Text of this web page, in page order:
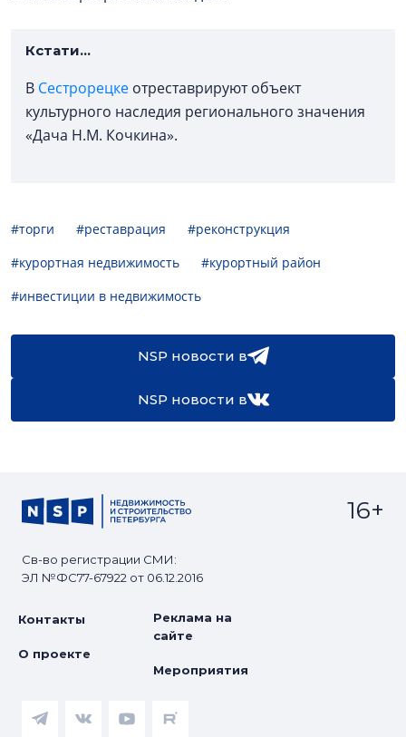
Кстати...
В Сестрорецке отреставрируют объект
культурного наследия регионального значения
«Дача Н.М. Кочкина».
#торги #реставрация
#реконструкция
#курортная недвижимость
#курортный район
#инвестиции в недвижимость
NSP новости в
NSP новости в
Св-во регистрации СМИ:
ЭЛ №ФС77-67922 от 06.12.2016
16+
Контакты
О проекте
Реклама на
сайте
Мероприятия